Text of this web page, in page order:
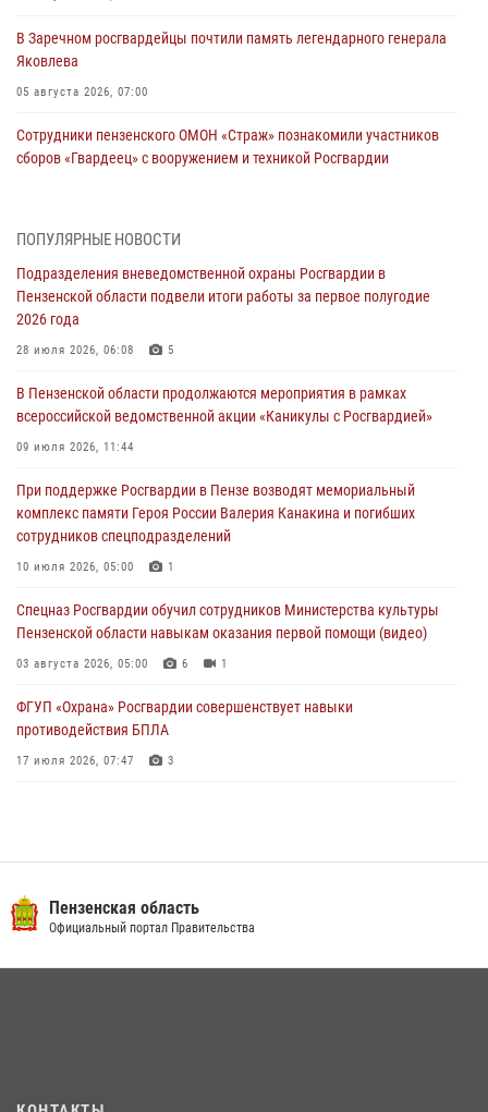
В Заречном росгвардейцы почтили память легендарного генерала
Яковлева
05 августа 2026, 07:00
Сотрудники пензенского ОМОН «Страж» познакомили участников
сборов «Гвардеец» с вооружением и техникой Росгвардии
В Пензе сотрудники Росгвардии оказали помощь
05 августа 2026, 04:00
В Пензе при силовой поддержке Росгвардии пресечена
деятельность ОПГ, маскировавшейся под реабилитационный центр
В Управлении Росгвардии по Пензенской области подвели итоги
04 августа 2026, 06:08
Росгвардия обеспечила безопасность праздничных мероприятий в
День ВДВ в Пензе
ПОПУЛЯРНЫЕ НОВОСТИ
Подразделения вневедомственной охраны Росгвардии в
Пензенской области подвели итоги работы за первое полугодие
2026 года
28 июля 2026, 06:08 5
В Пензенской области продолжаются мероприятия в рамках
всероссийской ведомственной акции «Каникулы с Росгвардией»
09 июля 2026, 11:44
При поддержке Росгвардии в Пензе возводят мемориальный
комплекс памяти Героя России Валерия Канакина и погибших
сотрудников спецподразделений
10 июля 2026, 05:00 1
Спецназ Росгвардии обучил сотрудников Министерства культуры
Пензенской области навыкам оказания первой помощи (видео)
03 августа 2026, 05:00 6 1
ФГУП «Охрана» Росгвардии совершенствует навыки
противодействия БПЛА
17 июля 2026, 07:47 3
Пензенский спецназ Росгвардии готовит студентов к окружному
этапу «Зарницы 2.0» (видео)
Пензенская область
Официальный портал Правительства